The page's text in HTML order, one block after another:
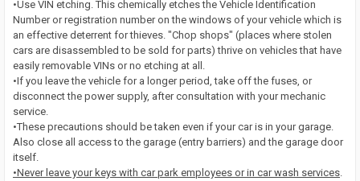
•Use VIN etching. This chemically etches the Vehicle Identification
Number or registration number on the windows of your vehicle which is
an effective deterrent for thieves. "Chop shops" (places where stolen
cars are disassembled to be sold for parts) thrive on vehicles that have
easily removable VINs or no etching at all.
•If you leave the vehicle for a longer period, take off the fuses, or
disconnect the power supply, after consultation with your mechanic
service.
•These precautions should be taken even if your car is in your garage.
Also close all access to the garage (entry barriers) and the garage door
itself.
•Never leave your keys with car park employees or in car wash services.